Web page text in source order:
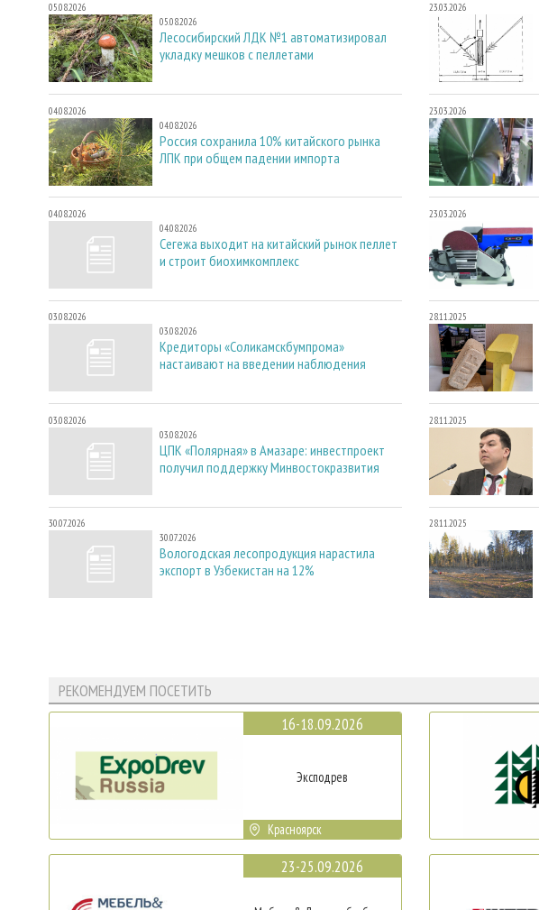
05.08.2026
05.08.2026
Лесосибирский ЛДК №1 автоматизировал
укладку мешков с пеллетами
04.08.2026
04.08.2026
Россия сохранила 10% китайского рынка
ЛПК при общем падении импорта
04.08.2026
04.08.2026
Сегежа выходит на китайский рынок пеллет
и строит биохимкомплекс
03.08.2026
03.08.2026
Кредиторы «Соликамскбумпрома»
настаивают на введении наблюдения
03.08.2026
03.08.2026
ЦПК «Полярная» в Амазаре: инвестпроект
получил поддержку Минвостокразвития
30.07.2026
30.07.2026
Вологодская лесопродукция нарастила
экспорт в Узбекистан на 12%
23.03.2026
23.03.2026
23.03.2026
28.11.2025
28.11.2025
28.11.2025
РЕКОМЕНДУЕМ ПОСЕТИТЬ
16-18.09.2026
Эксподрев
Красноярск
23-25.09.2026